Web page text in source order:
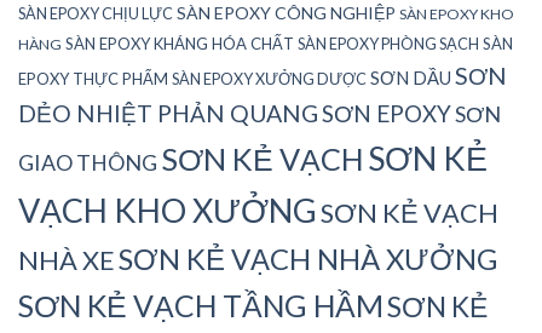
SÀN EPOXY CHỊU LỰCSÀN EPOXY CÔNG NGHIỆP SÀN EPOXY KHO
HÀNG SÀN EPOXY KHÁNG HÓA CHẤT SÀN EPOXY PHÒNG SẠCH SÀN
EPOXY THỰC PHẨM SÀN EPOXY XƯỞNG DƯỢCSƠN DẦU SƠN
DẺO NHIỆT PHẢN QUANGSƠN EPOXYSƠN
GIAO THÔNG SƠN KẺ VẠCH SƠN KẺ
VẠCH KHO XƯỞNGSƠN KẺ VẠCH
NHÀ XESƠN KẺ VẠCH NHÀ XƯỞNG
SƠN KẺ VẠCH TẦNG HẦMSƠN KẺ